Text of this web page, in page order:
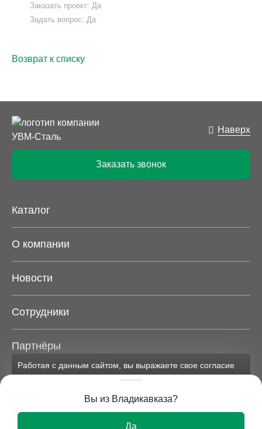
Заказать проект: Да
Задать вопрос: Да
Возврат к списку
Наверх
Заказать звонок
Каталог
О компании
Новости
Сотрудники
Партнёры
Вся представленная на сайте информация носит
Вы из Владикавказа?
Да
Работая с данным сайтом, вы выражаете свое согласие
на применение файлов cookie и обработку персональных